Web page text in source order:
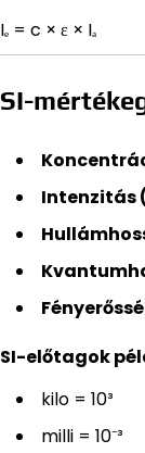
Iₑ = c × ε × Iₐ
SI-
Intenzitás
SI-előtagok
kilo = 10³
milli = 10⁻³